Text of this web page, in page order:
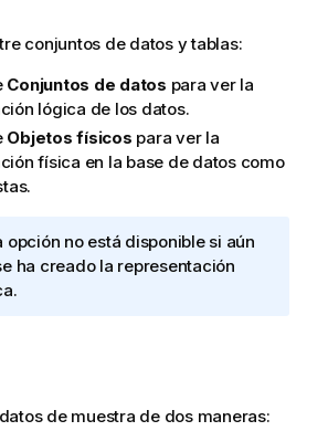
conjuntos de datos y tablas:
Conjuntos de datos para ver la
lógica de los datos.
Objetos físicos para ver la
física en la base de datos como
opción no está disponible si aún
ha creado la representación
de muestra de dos maneras: